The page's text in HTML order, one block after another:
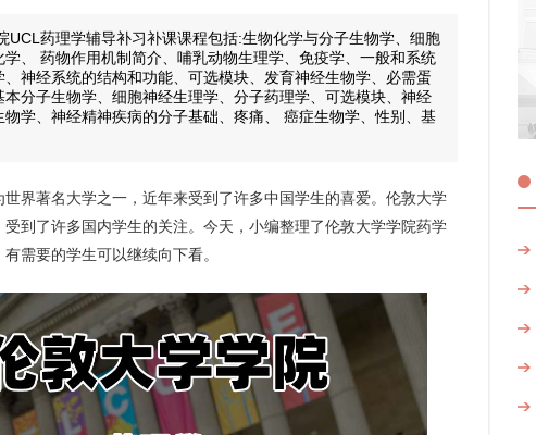
UCL药理学辅导补习补课课程包括:生物化学与分子生物学、细胞
、 药物作用机制简介、哺乳动物生理学、免疫学、一般和系统
神经系统的结构和功能、可选模块、发育神经生物学、必需蛋
本分子生物学、细胞神经生理学、分子药理学、可选模块、神经
学、神经精神疾病的分子基础、疼痛、 癌症生物学、性别、基
世界著名大学之一，近年来受到了许多中国学生的喜爱。伦敦大学
到了许多国内学生的关注。今天，小编整理了伦敦大学学院药学
需要的学生可以继续向下看。